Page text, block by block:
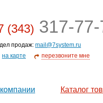
(343) 317-
продаж: mail@7system.ru
на карте
перезвоните мне
Каталог